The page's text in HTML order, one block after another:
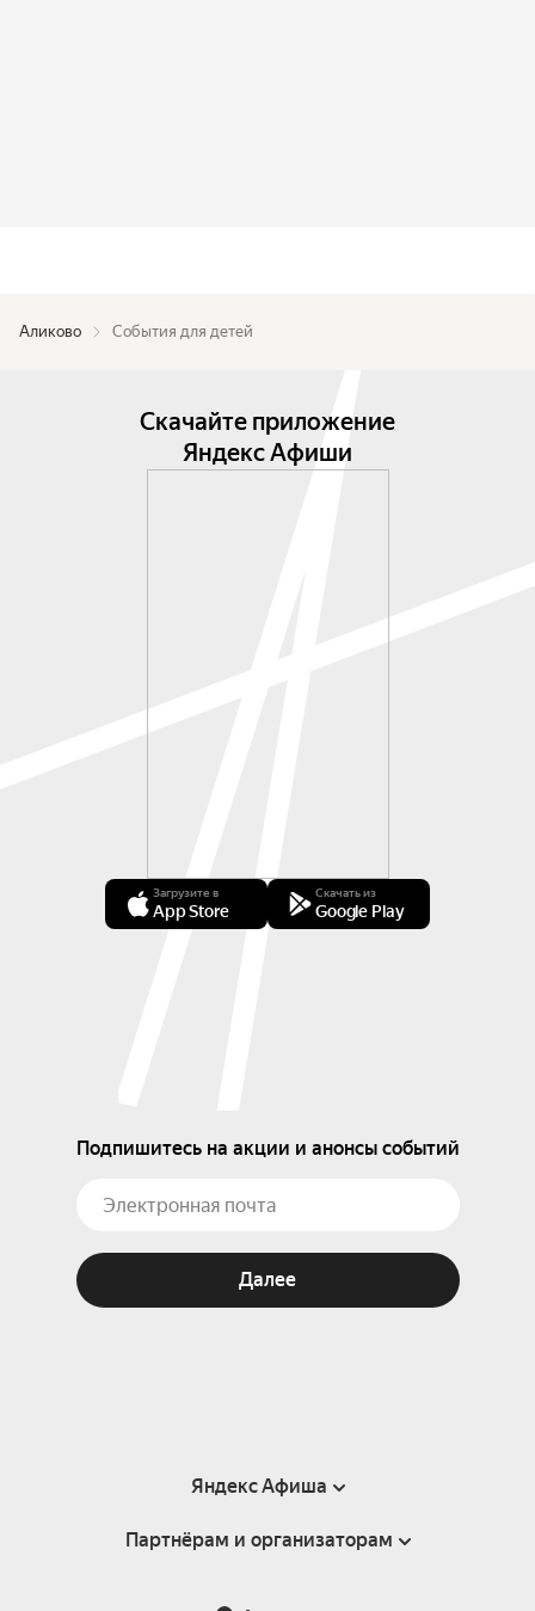
Аликово События для детей
Скачайте приложение
Яндекс Афиши
Загрузите в
App Store
Скачать из
Google Play
Подпишитесь на акции и анонсы событий
Далее
Яндекс Афиша
Справка
Партнёрам и организаторам